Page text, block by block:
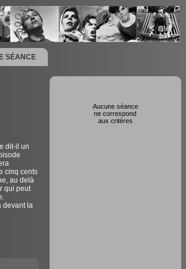
SÉANCE
dit-il un
cinq cents
au delà
qui peut
devant la
Aucune séance
ne correspond
aux critères